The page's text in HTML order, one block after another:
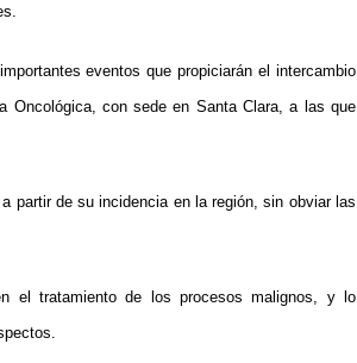
eventos que propiciarán el intercambio
Oncológica, con sede en Santa Clara, a las que
partir de su incidencia en la región, sin obviar las
el tratamiento de los procesos malignos, y lo